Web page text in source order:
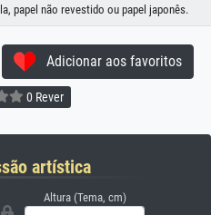
papel não revestido ou papel japonês.
Adicionar aos favoritos
0 Rever
artística
Altura (Tema, cm)